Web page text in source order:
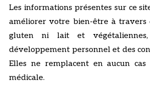
Les informations présentes sur ce
améliorer votre bien-être à travers
gluten ni lait et
développement personnel et des
Elles ne remplacent en aucun cas
médicale.